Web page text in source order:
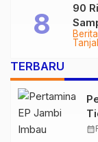
Berita
90
TERBARU
calendar_month